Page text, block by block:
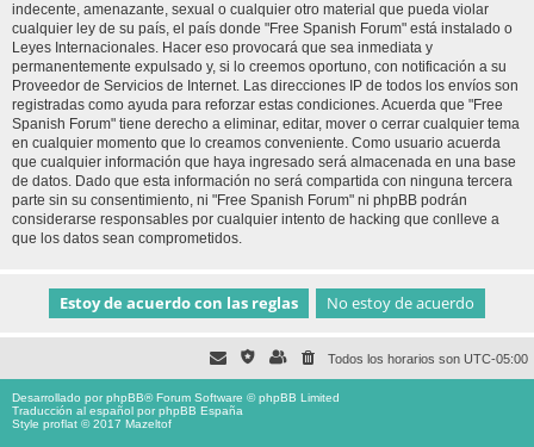
indecente, amenazante, sexual o cualquier otro material que pueda violar
cualquier ley de su país, el país donde "Free Spanish Forum" está instalado o
Leyes Internacionales. Hacer eso provocará que sea inmediata y
permanentemente expulsado y, si lo creemos oportuno, con notificación a su
Proveedor de Servicios de Internet. Las direcciones IP de todos los envíos son
registradas como ayuda para reforzar estas condiciones. Acuerda que "Free
Spanish Forum" tiene derecho a eliminar, editar, mover o cerrar cualquier tema
en cualquier momento que lo creamos conveniente. Como usuario acuerda
que cualquier información que haya ingresado será almacenada en una base
de datos. Dado que esta información no será compartida con ninguna tercera
parte sin su consentimiento, ni "Free Spanish Forum" ni phpBB podrán
considerarse responsables por cualquier intento de hacking que conlleve a
que los datos sean comprometidos.
Todos los horarios son UTC-05:00
Desarrollado porphpBB® Forum Software © phpBB Limited
Traducción al español porphpBB España
Style proflat © 2017 Mazeltof